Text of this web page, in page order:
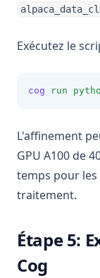
Exécutez le
cog run
L'affinement
GPU A100 de
temps pour les
traitement.
Étape 5:
Cog